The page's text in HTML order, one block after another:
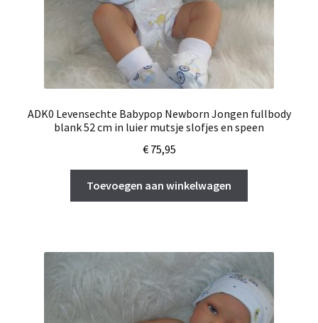
ADK0 Levensechte Babypop Newborn Jongen fullbody
blank 52 cm in luier mutsje slofjes en speen
€75,95
Toevoegen aan winkelwagen